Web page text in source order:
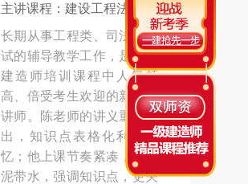
主讲课程：建设工程法规
长期从事工程类、司法类考
试的辅导教学工作，是当前
建造师培训课程中人气颇
高、倍受考生欢迎的新生代
讲师。陈老师的讲义重点突
出，知识点表格化利于记
忆；他上课节奏紧凑，不拖
泥带水，强调知识点，更关